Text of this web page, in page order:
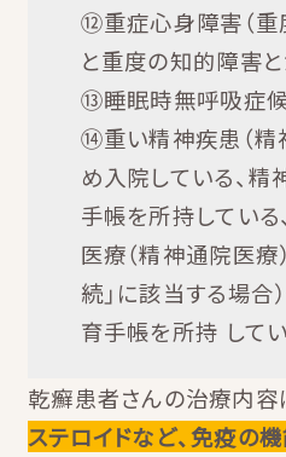
⑫重症心身障害（
と重度の知的障害
⑬睡眠時無呼吸症
⑭重い精神疾患（精
め入院している、
手帳を所持してい
医療（精神通院医療
続」に該当する場合
育手帳を所持 してい
乾癬患者さんの治療内容
ステロイドなど、免疫の